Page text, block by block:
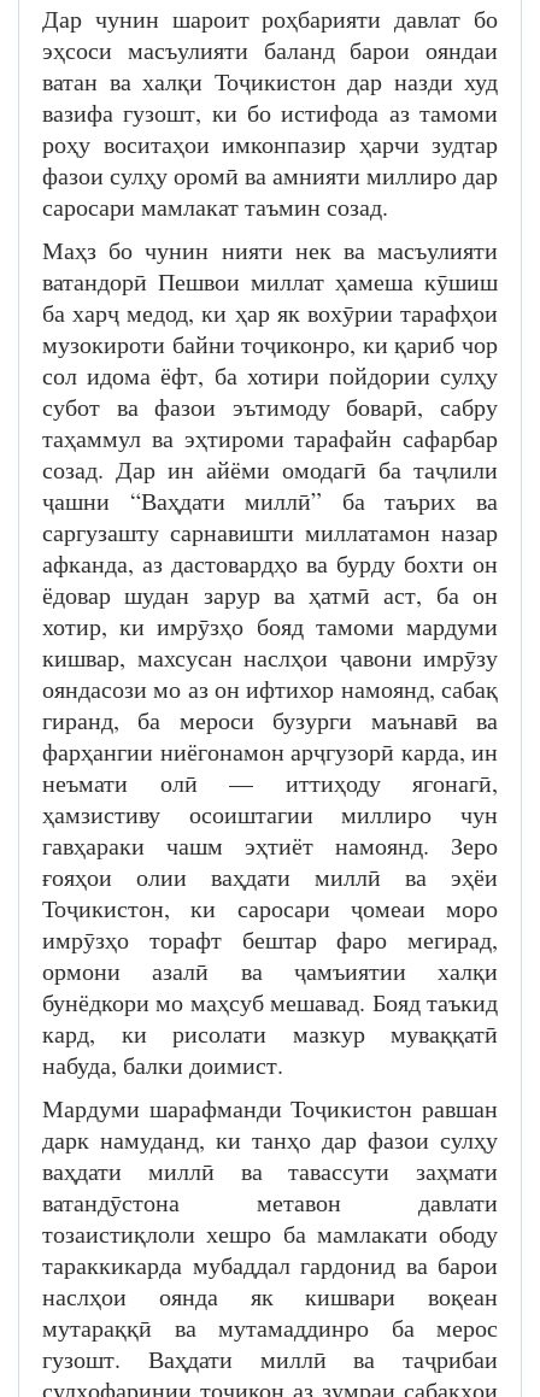
Дар чунин шароит роҳбарияти давлат бо
эҳсоси масъулияти баланд барои ояндаи
ватан ва халқи Тоҷикистон дар назди худ
вазифа гузошт, ки бо истифода аз тамоми
роҳу воситаҳои имконпазир ҳарчи зудтар
фазои сулҳу оромӣ ва амнияти миллиро дар
саросари мамлакат таъмин созад.
Маҳз бо чунин нияти нек ва масъулияти
ватандорӣ Пешвои миллат ҳамеша кӯшиш
ба харҷ медод, ки ҳар як вохӯрии тарафҳои
музокироти байни тоҷиконро, ки қариб чор
сол идома ёфт, ба хотири пойдории сулҳу
субот ва фазои эътимоду боварӣ, сабру
таҳаммул ва эҳтироми тарафайн сафарбар
созад. Дар ин айёми омодагӣ ба таҷлили
ҷашни “Ваҳдати миллӣ” ба таърих ва
саргузашту сарнавишти миллатамон назар
афканда, аз дастовардҳо ва бурду бохти он
ёдовар шудан зарур ва ҳатмӣ аст, ба он
хотир, ки имрӯзҳо бояд тамоми мардуми
кишвар, махсусан наслҳои ҷавони имрӯзу
ояндасози мо аз он ифтихор намоянд, сабақ
гиранд, ба мероси бузурги маънавӣ ва
фарҳангии ниёгонамон арҷгузорӣ карда, ин
неъмати олӣ — иттиҳоду ягонагӣ,
ҳамзистиву осоиштагии миллиро чун
гавҳараки чашм эҳтиёт намоянд. Зеро
ғояҳои олии ваҳдати миллӣ ва эҳёи
Тоҷикистон, ки саросари ҷомеаи моро
имрӯзҳо торафт бештар фаро мегирад,
ормони азалӣ ва ҷамъиятии халқи
бунёдкори мо маҳсуб мешавад. Бояд таъкид
кард, ки рисолати мазкур муваққатӣ
набуда, балки доимист.
Мардуми шарафманди Тоҷикистон равшан
дарк намуданд, ки танҳо дар фазои сулҳу
ваҳдати миллӣ ва тавассути заҳмати
ватандӯстона метавон давлати
тозаистиқлоли хешро ба мамлакати ободу
тараккикарда мубаддал гардонид ва барои
наслҳои оянда як кишвари воқеан
мутараққӣ ва мутамаддинро ба мерос
гузошт. Ваҳдати миллӣ ва таҷрибаи
сулҳофаринии тоҷикон аз зумраи сабақҳои